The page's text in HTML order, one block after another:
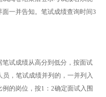
一并告知。笔试成绩查询时间3
试成绩从高分到低分，按面试
，笔试成绩并列的，一并列入
的岗位，按1：2确定面试入围